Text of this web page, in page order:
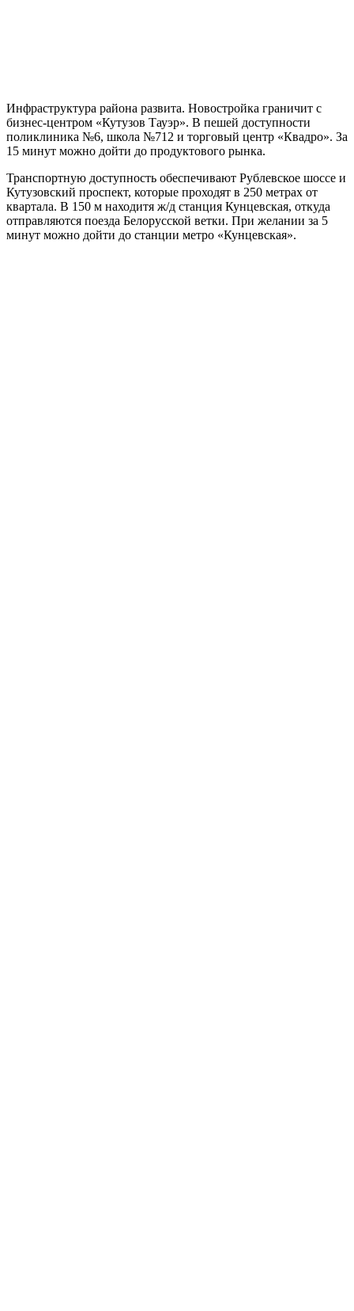
Инфраструктура района развита. Новостройка граничит с
бизнес-центром «Кутузов Тауэр». В пешей доступности
поликлиника №6, школа №712 и торговый центр «Квадро». За
15 минут можно дойти до продуктового рынка.
Транспортную доступность обеспечивают Рублевское шоссе и
Кутузовский проспект, которые проходят в 250 метрах от
квартала. В 150 м находитя ж/д станция Кунцевская, откуда
отправляются поезда Белорусской ветки. При желании за 5
минут можно дойти до станции метро «Кунцевская».